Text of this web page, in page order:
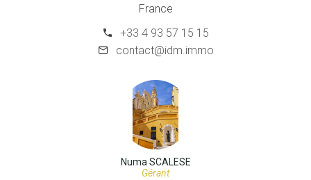
France
+33 4 93 57 15 15
contact@idm.immo
Numa SCALESE
Gérant